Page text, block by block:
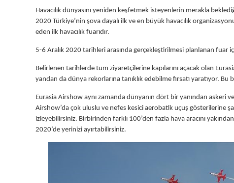
Havacılık dünyasını yeniden keşfetmek isteyenlerin merakla
2020 Türkiye’nin şova dayalı ilk ve en büyük havacılık
eden ilk havacılık fuarıdır.
5-6 Aralık 2020 tarihleri arasında gerçekleştirilmesi planlanan fuar
Belirlenen tarihlerde tüm ziyaretçilerine kapılarını açacak olan
yandan da dünya rekorlarına tanıklık edebilme fırsatı yaratıyor.
Eurasia Airshow aynı zamanda dünyanın dört bir yanından askeri
Airshow’da çok uluslu ve nefes kesici aerobatik uçuş gösterilerine
izleyebilirsiniz. Birbirinden farklı 100’den fazla hava aracını
2020’de yerinizi ayırtabilirsiniz.